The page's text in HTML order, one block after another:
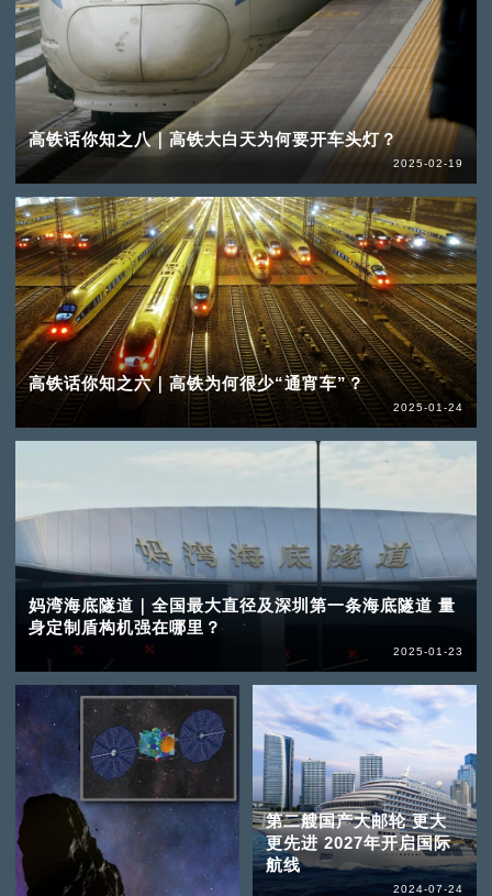
高铁话你知之八｜高铁大白天为何要开车头灯？
2025-02-19
高铁话你知之六｜高铁为何很少“通宵车”？
2025-01-24
妈湾海底隧道｜全国最大直径及深圳第一条海底隧道 量
身定制盾构机强在哪里？
2025-01-23
第二艘国产大邮轮 更大
更先进 2027年开启国际
航线
2024-07-24